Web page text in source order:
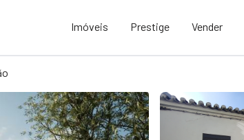
Imóveis Prestige Vender